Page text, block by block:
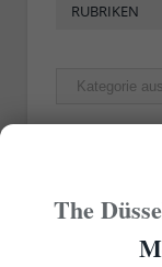
RUBRIKEN
Rubriken
The